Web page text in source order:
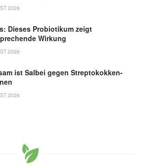
2026
Dieses Probiotikum zeigt
Wirkung
2026
ist Salbei gegen Streptokokken-
2026